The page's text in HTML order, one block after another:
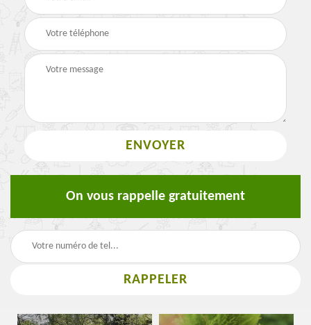
On vous rappelle gratuitement